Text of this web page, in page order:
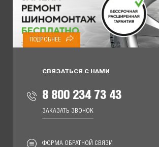
ПОДРОБНЕЕ
СВЯЗАТЬСЯ С НАМИ
8 800 234 73 43
ЗАКАЗАТЬ ЗВОНОК
ФОРМА ОБРАТНОЙ СВЯЗИ